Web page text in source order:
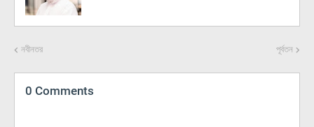
নবীনতর পূর্বতন
0 Comments